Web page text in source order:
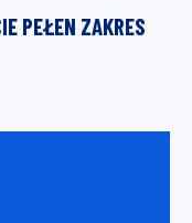
PEŁEN ZAKRES